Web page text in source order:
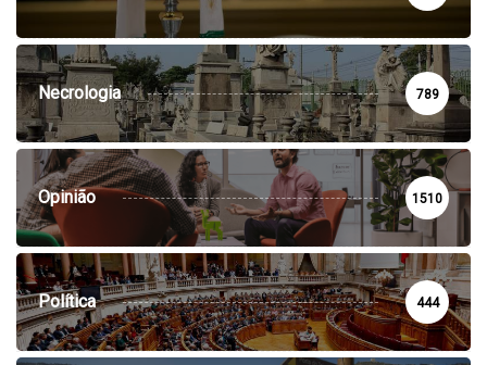
Necrologia 789
Opinião 1510
Política 444